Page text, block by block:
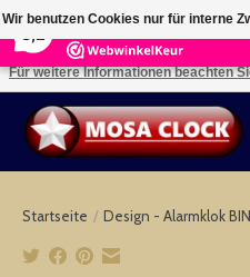
164
Kies uw taal: NL -- Wählen Sie ihre
Startseite / Design - Alarmklok
Wir benutzen Cookies nur für interne
Ist das in Ordnung?
Für weitere Informationen beachten